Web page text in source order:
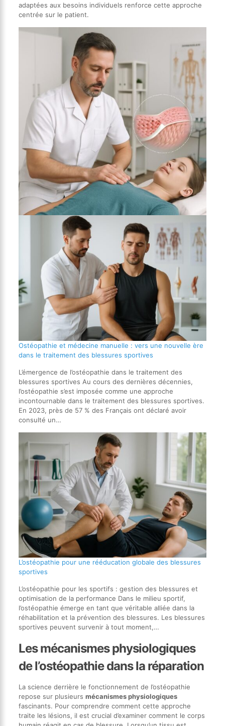
adaptées aux besoins individuels renforce cette approche
centrée sur le patient.
Ostéopathie et médecine manuelle : vers une nouvelle ère
dans le traitement des blessures sportives
L’émergence de l’ostéopathie dans le traitement des
blessures sportives Au cours des dernières décennies,
l’ostéopathie s’est imposée comme une approche
incontournable dans le traitement des blessures sportives.
En 2023, près de 57 % des Français ont déclaré avoir
consulté un…
L’ostéopathie pour une rééducation globale des blessures
sportives
L’ostéopathie pour les sportifs : gestion des blessures et
optimisation de la performance Dans le milieu sportif,
l’ostéopathie émerge en tant que véritable alliée dans la
réhabilitation et la prévention des blessures. Les blessures
sportives peuvent survenir à tout moment,…
Les mécanismes physiologiques
de l’ostéopathie dans la réparation
La science derrière le fonctionnement de l’ostéopathie
repose sur plusieurs mécanismes physiologiques
fascinants. Pour comprendre comment cette approche
traite les lésions, il est crucial d’examiner comment le corps